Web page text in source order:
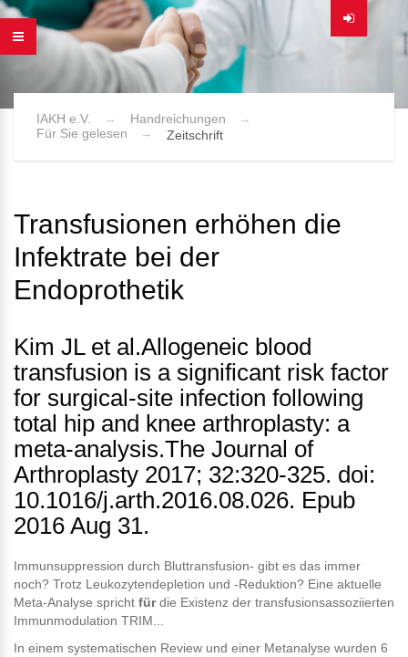
IAKH e.V.
Handreichungen
Für Sie gelesen
Zeitschrift
Transfusionen erhöhen die
Infektrate bei der
Endoprothetik
Kim JL et al.Allogeneic blood
transfusion is a significant risk factor
for surgical-site infection following
total hip and knee arthroplasty: a
meta-analysis.The Journal of
Arthroplasty 2017; 32:320-325. doi:
10.1016/j.arth.2016.08.026. Epub
2016 Aug 31.
Immunsuppression durch Bluttransfusion- gibt es das immer
noch? Trotz Leukozytendepletion und -Reduktion? Eine aktuelle
Meta-Analyse spricht fürdie Existenz der transfusionsassoziierten
Immunmodulation TRIM...
In einem systematischen Review und einer Metanalyse wurden 6